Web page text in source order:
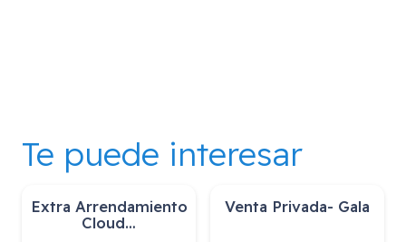
Te puede interesar
Extra Arrendamiento
Cloud…
Venta Privada- Gala